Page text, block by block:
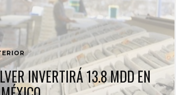
INVERTIRÁ 13.8 MDD EN